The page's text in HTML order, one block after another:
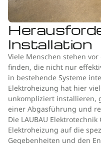
Installation
Viele Menschen stehen
finden, die nicht nur
in bestehende Systeme
Elektroheizung hat hier
unkompliziert installieren,
einer Abgasführung und
Die LAUBAU
Elektroheizung auf die
Gegebenheiten und den